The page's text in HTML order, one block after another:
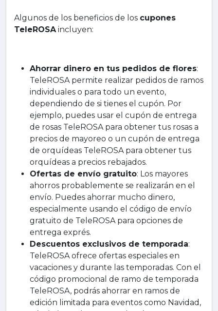
Algunos de los beneficios de los cupones
TeleROSAincluyen:
Ahorrar dinero en tus pedidos de flores:
TeleROSA permite realizar pedidos de ramos
individuales o para todo un evento,
dependiendo de si tienes el cupón. Por
ejemplo, puedes usar el cupón de entrega
de rosas TeleROSA para obtener tus rosas a
precios de mayoreo o un cupón de entrega
de orquídeas TeleROSA para obtener tus
orquídeas a precios rebajados.
Ofertas de envío gratuito: Los mayores
ahorros probablemente se realizarán en el
envío. Puedes ahorrar mucho dinero,
especialmente usando el código de envío
gratuito de TeleROSA para opciones de
entrega exprés.
Descuentos exclusivos de temporada:
TeleROSA ofrece ofertas especiales en
vacaciones y durante las temporadas. Con el
código promocional de ramo de temporada
TeleROSA, podrás ahorrar en ramos de
edición limitada para eventos como Navidad,